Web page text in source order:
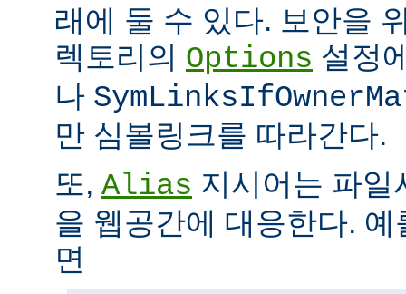
래에 둘 수 있다. 보안을
렉토리의 Options 설정
나
만 심볼링크를 따라간다.
또, Alias 지시어는 파일
을 웹공간에 대응한다.
면